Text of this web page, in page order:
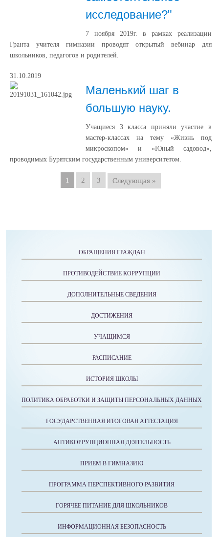
исследование?"
7 ноября 2019г. в рамках реализации
Гранта учителя гимназии проводят открытый вебинар для
школьников, педагогов и родителей.
31.10.2019
Маленький шаг в
большую науку.
Учащиеся 3 класса приняли участие в
мастер-классах на тему «Жизнь под
микроскопом» и «Юный садовод»,
проводимых Бурятским государственным университетом.
1 2 3 Следующая »
ОБРАЩЕНИЯ ГРАЖДАН
ПРОТИВОДЕЙСТВИЕ КОРРУПЦИИ
ДОПОЛНИТЕЛЬНЫЕ СВЕДЕНИЯ
ДОСТИЖЕНИЯ
УЧАЩИМСЯ
РАСПИСАНИЕ
ИСТОРИЯ ШКОЛЫ
ПОЛИТИКА ОБРАБОТКИ И ЗАЩИТЫ ПЕРСОНАЛЬНЫХ ДАННЫХ
ГОСУДАРСТВЕННАЯ ИТОГОВАЯ АТТЕСТАЦИЯ
АНТИКОРРУПЦИОННАЯ ДЕЯТЕЛЬНОСТЬ
ПРИЕМ В ГИМНАЗИЮ
ПРОГРАММА ПЕРСПЕКТИВНОГО РАЗВИТИЯ
ГОРЯЧЕЕ ПИТАНИЕ ДЛЯ ШКОЛЬНИКОВ
ИНФОРМАЦИОННАЯ БЕЗОПАСНОСТЬ